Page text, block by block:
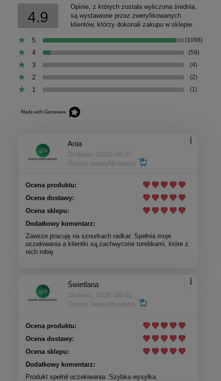
4.9
Opinie, z których została wyliczona średnia,
są wystawione przez zweryfikowanych
klientów, którzy dokonali zakupu w sklepie.
5 (1098)
4 (59)
3 (4)
2 (2)
1 (1)
Ania
Dodano: 2026-08-07
Opinia zweryfikowana
Ocena produktu:
Ocena dostawy:
Ocena sklepu:
Dodatkowy komentarz:
Zawsze pracuję na sznurkach radkar. Spełnia moje
oczekiwania a klientki są,zachwycone torebkami, które z
nich robię
Świetlana
Dodano: 2026-08-02
Opinia zweryfikowana
Ocena produktu:
Ocena dostawy:
Ocena sklepu:
Dodatkowy komentarz:
Produkt spełnił oczekiwania. Szybka wysyłka